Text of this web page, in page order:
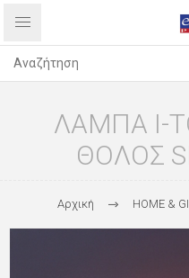
ΛΑΜΠΑ I-
ΘΟΛΟΣ
Αρχική HOME &